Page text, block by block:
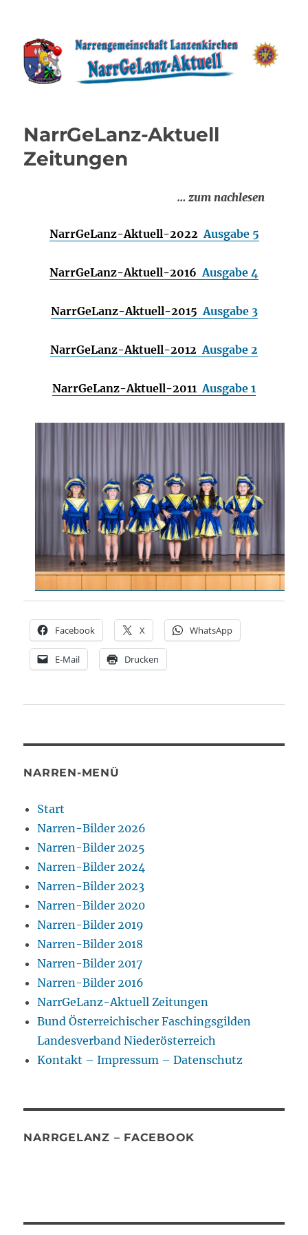
NarrGeLanz –
Narrengemeinschaft
Lanzenkirchen
NarrGeLanz-Aktuell
Zeitungen
… zum nachlesen
NarrGeLanz-Aktuell-2022Ausgabe 5
NarrGeLanz-Aktuell-2016 Ausgabe 4
NarrGeLanz-Aktuell-2015 Ausgabe 3
NarrGeLanz-Aktuell-2012 Ausgabe 2
NarrGeLanz-Aktuell-2011 Ausgabe 1
Facebook X WhatsApp
E-Mail Drucken
NARREN-MENÜ
Start
Narren-Bilder 2026
Narren-Bilder 2025
Narren-Bilder 2024
Narren-Bilder 2023
Narren-Bilder 2020
Narren-Bilder 2019
Narren-Bilder 2018
Narren-Bilder 2017
Narren-Bilder 2016
NarrGeLanz-Aktuell Zeitungen
Bund Österreichischer Faschingsgilden
Landesverband Niederösterreich
Kontakt – Impressum – Datenschutz
NARRGELANZ – FACEBOOK